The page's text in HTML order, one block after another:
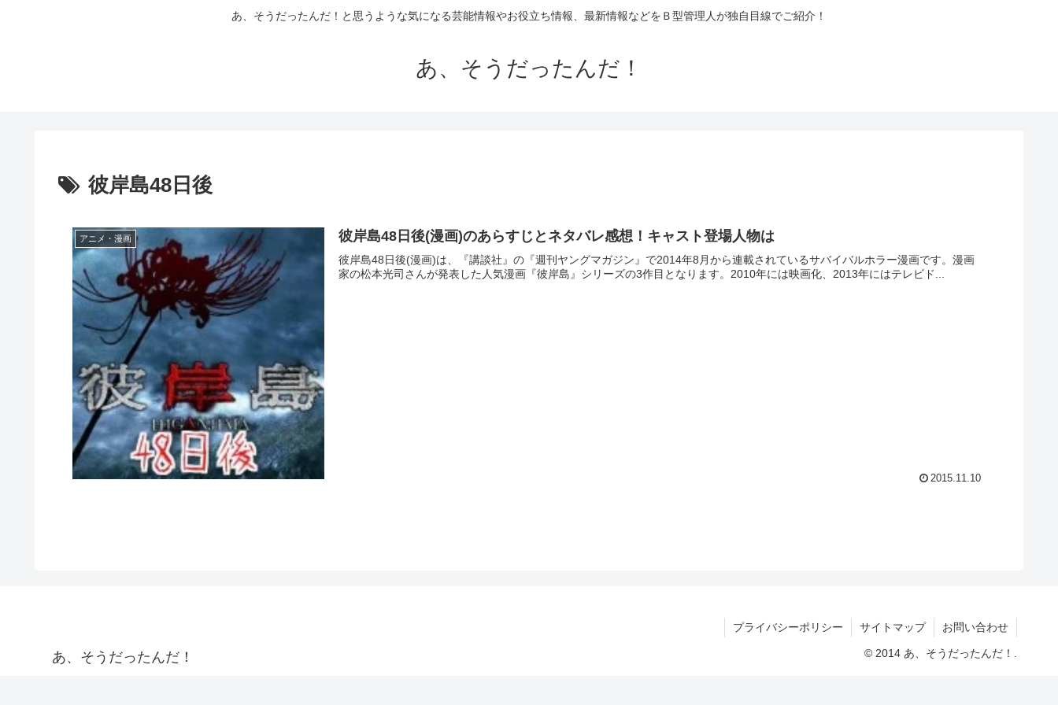
あ、そうだったんだ！と思うような気になる芸能情報やお役立ち情報、最新情報などをＢ型管理人が独自目線でご紹介！
あ、そうだったんだ！
彼岸島48日後
アニメ・漫画 彼岸島48日後(漫画)のあらすじとネタバレ感想！キャスト登場人物は
彼岸島48日後(漫画)は、『講談社』の『週刊ヤングマガジン』で2014年8月から連載されているサバイバルホラー漫画です。漫画
家の松本光司さんが発表した人気漫画『彼岸島』シリーズの3作目となります。2010年には映画化、2013年にはテレビド...
2015.11.10
あ、そうだったんだ！
プライバシーポリシー サイトマップ お問い合わせ
© 2014 あ、そうだったんだ！.